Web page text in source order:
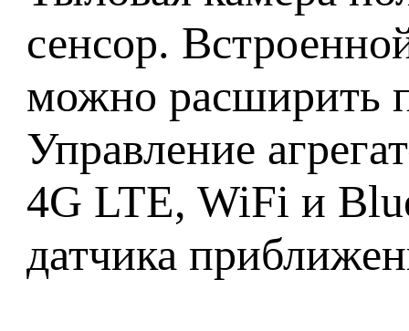
сенсор.
можно расширить
Управление
4G LTE, WiFi и
датчика